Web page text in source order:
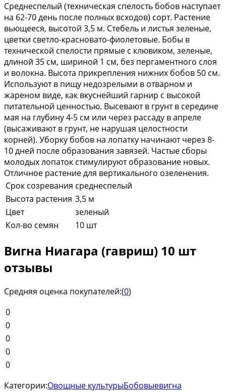
Среднеспелый (техническая спелость бобов наступает
на 62-70 день после полных всходов) сорт. Растение
вьющееся, высотой 3,5 м. Стебель и листья зеленые,
цветки светло-красновато-фиолетовые. Бобы в
технической спелости прямые с клювиком, зеленые,
длиной 35 см, шириной 1 см, без пергаментного слоя
и волокна. Высота прикрепления нижних бобов 50 см.
Используют в пищу недозрелыми в отварном и
жареном виде, как вкуснейший гарнир с высокой
питательной ценностью. Высевают в грунт в середине
мая на глубину 4-5 см или через рассаду в апреле
(высаживают в грунт, не нарушая целостности
корней). Уборку бобов на лопатку начинают через 8-
10 дней после образования завязей. Частые сборы
молодых лопаток стимулируют образование новых.
Отличное растение для вертикального озеленения.
Срок созревания среднеспелый
Высота растения 3,5 м
Цвет
зеленый
Кол-во семян
10 шт
Вигна Ниагара (гавриш) 10 шт
отзывы
Средняя оценка покупателей:(0)
0
0
0
0
0
Категории:Овощные культурыБобовыевигна